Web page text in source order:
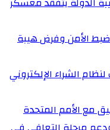
ضبط الأمن وفرض هيبة
الشراء الإلكتروني
مع الأمم المتحدة